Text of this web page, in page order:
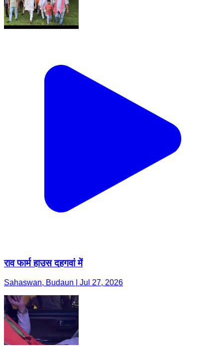
राव फार्म हाउस दहगवां में
Sahaswan, Budaun | Jul 27, 2026